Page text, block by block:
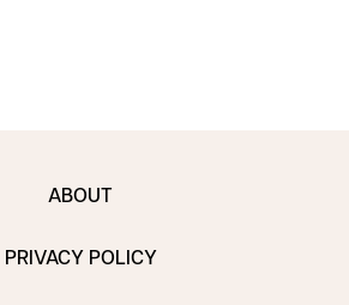
ABOUT
PRIVACY POLICY